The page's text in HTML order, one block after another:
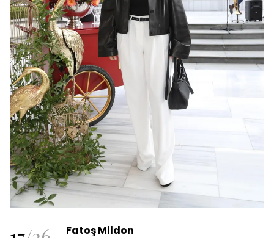
Fatoş Mildon